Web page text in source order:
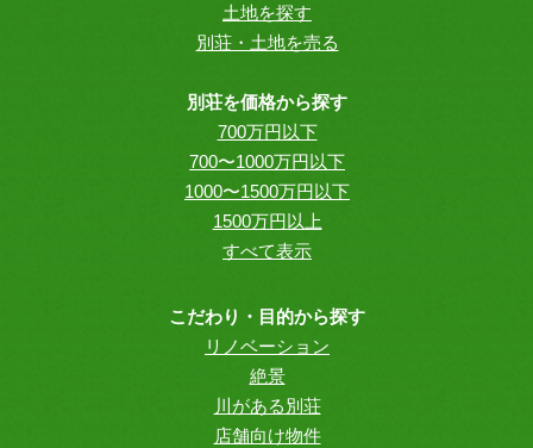
土地を探す
別荘・土地を売る
別荘を価格から探す
700万円以下
700〜1000万円以下
1000〜1500万円以下
1500万円以上
すべて表示
こだわり・目的から探す
リノベーション
絶景
川がある別荘
店舗向け物件